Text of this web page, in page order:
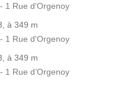
1 Rue d'Orgenoy
à 349 m
1 Rue d'Orgenoy
à 349 m
1 Rue d’Orgenoy